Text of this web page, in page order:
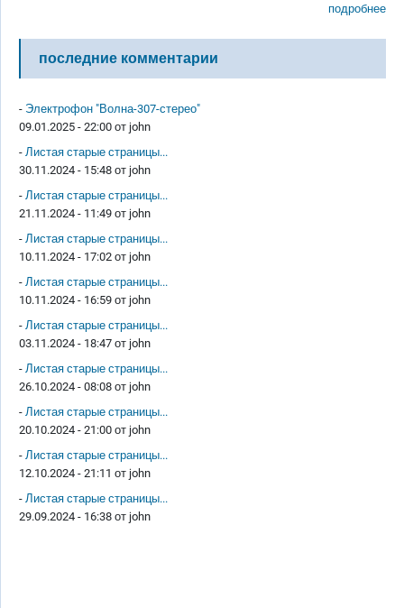
подробнее
последние комментарии
- Электрофон "Волна-307-стерео"
09.01.2025 - 22:00 от john
- Листая старые страницы...
30.11.2024 - 15:48 от john
- Листая старые страницы...
21.11.2024 - 11:49 от john
- Листая старые страницы...
10.11.2024 - 17:02 от john
- Листая старые страницы...
10.11.2024 - 16:59 от john
- Листая старые страницы...
03.11.2024 - 18:47 от john
- Листая старые страницы...
26.10.2024 - 08:08 от john
- Листая старые страницы...
20.10.2024 - 21:00 от john
- Листая старые страницы...
12.10.2024 - 21:11 от john
- Листая старые страницы...
29.09.2024 - 16:38 от john